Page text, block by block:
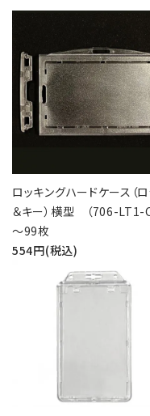
カードケース
バッジリール
管理・名札グッズ
牛革・合皮
IDカード印刷関連
その他
ご利用ガイド
プライバシーポリシー
特定商取引法について
お問い合わせ
ロッキングハードケース（
＆キー）横型 （706-LT1-
～99枚
554円(税込)